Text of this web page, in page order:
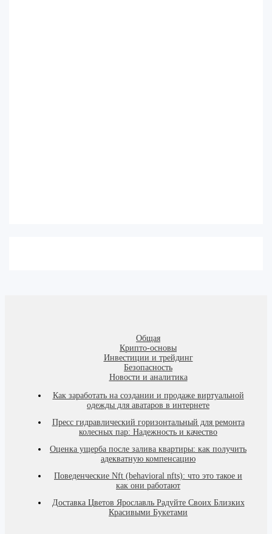
Общая
Крипто-основы
Инвестиции и трейдинг
Безопасность
Новости и аналитика
Как заработать на создании и продаже виртуальной
одежды для аватаров в интернете
Пресс гидравлический горизонтальный для ремонта
колесных пар: Надежность и качество
Оценка ущерба после залива квартиры: как получить
адекватную компенсацию
Поведенческие Nft (behavioral nfts): что это такое и
как они работают
Доставка Цветов Ярославль Радуйте Своих Близких
Красивыми Букетами